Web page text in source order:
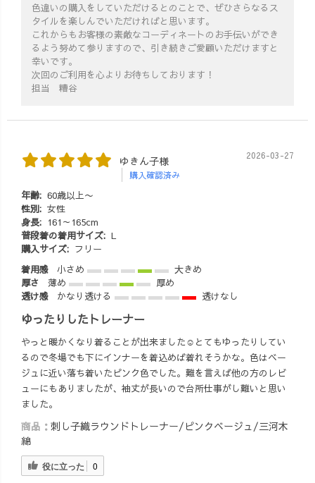
色違いの購入をしていただけるとのことで、ぜひさらなるス
タイルを楽しんでいただければと思います。
これからもお客様の素敵なコーディネートのお手伝いができ
るよう努めて参りますので、引き続きご愛顧いただけますと
幸いです。
次回のご利用を心よりお待ちしております！
担当 糟谷
ゆきん子様
購入確認済み
2026-03-27
年齢: 60歳以上〜
性別: 女性
身長: 161～165cm
普段着の着用サイズ: L
購入サイズ: フリー
着用感
小さめ
大きめ
厚さ
薄め
厚め
透け感
かなり透ける 透けなし
ゆったりしたトレーナー
やっと暖かくなり着ることが出来ました☺️とてもゆったりしてい
るので冬場でも下にインナーを着込めば着れそうかな。色はベー
ジュに近い落ち着いたピンク色でした。難を言えば他の方のレビ
ューにもありましたが、袖丈が長いので台所仕事がし難いと思い
ました。
商品： 刺し子織ラウンドトレーナー/ピンクベージュ/三河木
綿
役に立った 0